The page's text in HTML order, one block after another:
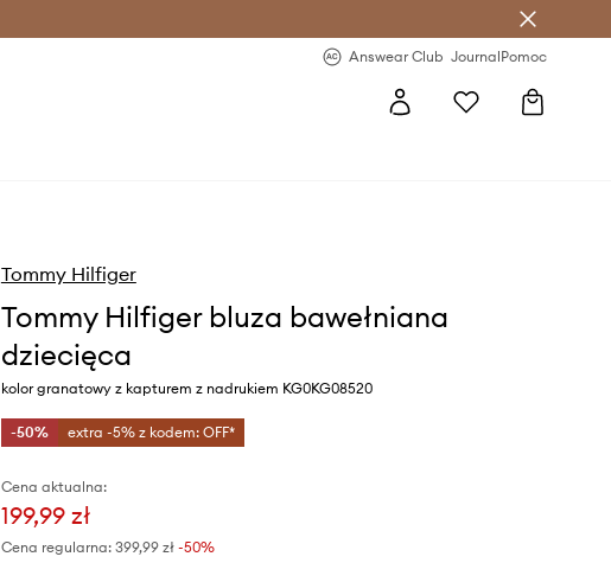
Answear Club JournalPomoc
Tommy Hilfiger
Tommy Hilfiger bluza bawełniana
dziecięca
kolor granatowy z kapturem z nadrukiem KG0KG08520
-50% extra -5% z kodem: OFF*
Cena aktualna:
199,99 zł
Cena regularna: 399,99 zł-50%